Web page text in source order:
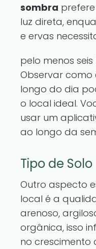
sombra
luz direta,
e ervas
pelo menos
Observar como
longo do dia
o local ideal.
usar um
ao longo da
Tipo de Solo
Outro aspecto
local é a
arenoso,
orgânica, isso
no crescimento